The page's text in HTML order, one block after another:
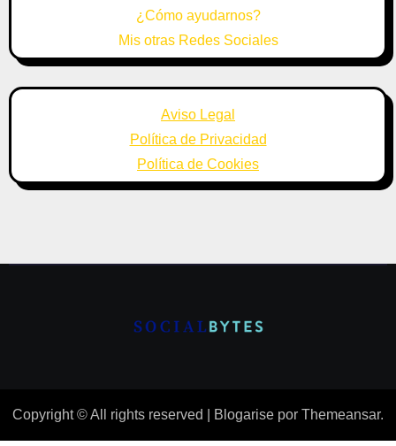
¿Cómo ayudarnos?
Mis otras Redes Sociales
Aviso Legal
Política de Privacidad
Política de Cookies
Copyright © All rights reserved Blogarise por Themeansar.